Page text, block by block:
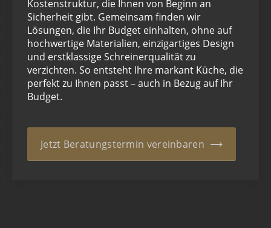
Kostenstruktur, die Ihnen von Beginn an
Sicherheit gibt. Gemeinsam finden wir
Lösungen, die Ihr Budget einhalten, ohne auf
hochwertige Materialien, einzigartiges Design
und erstklassige Schreinerqualität zu
verzichten. So entsteht Ihre markant Küche, die
perfekt zu Ihnen passt – auch in Bezug auf Ihr
Budget.
Jetzt Beratungstermin vereinbaren